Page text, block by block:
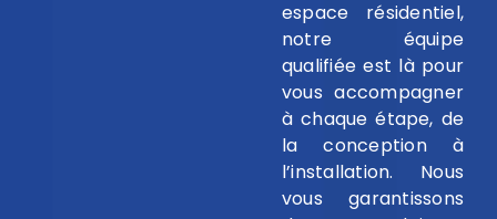
espace résidentiel,
notre équipe
qualifiée est là pour
vous accompagner
à chaque étape, de
la conception à
l’installation. Nous
vous garantissons